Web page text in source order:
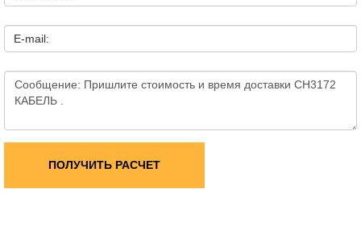
E-mail:
ПОЛУЧИТЬ РАСЧЕТ